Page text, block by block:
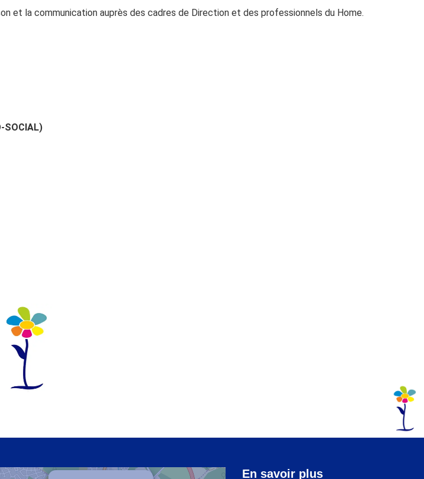
et la communication auprès des cadres de Direction et des professionnels du Home.
SOCIAL)
En savoir plus